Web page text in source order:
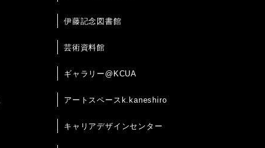
伊藤記念図書館
芸術資料館
ギャラリー@KCUA
アートスペースk.kaneshiro
キャリアデザインセンター